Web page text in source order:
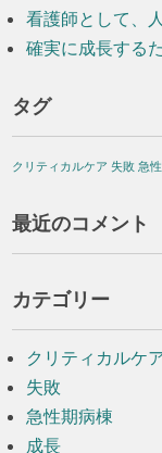
看護師として、
確実に成長する
タグ
クリティカルケア 失敗 急
最近のコメント
カテゴリー
クリティカルケ
失敗
急性期病棟
成長